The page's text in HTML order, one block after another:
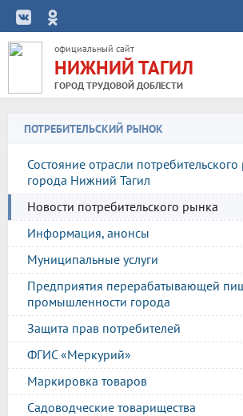
официальный сайт
НИЖНИЙ ТАГИЛ
ГОРОД ТРУДОВОЙ ДОБЛЕСТИ
ПОТРЕБИТЕЛЬСКИЙ РЫНОК
Состояние отрасли
города Нижний Тагил
Новости потребительского рынка
Информация, анонсы
Муниципальные услуги
Предприятия перерабатывающей
промышленности города
Защита прав потребителей
ФГИС «Меркурий»
Маркировка товаров
Садоводческие товарищества